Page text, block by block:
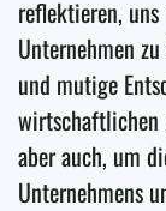
reflektieren,
Unternehmen
und mutige
wirtschaftlichen
aber auch, um
Unternehmens